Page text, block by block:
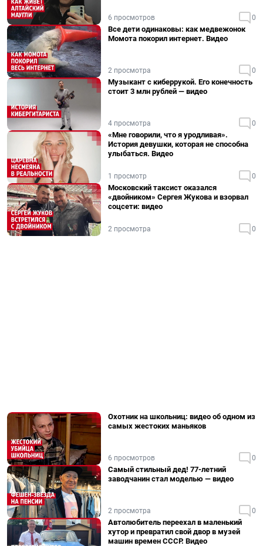
6 просмотров 0
Все дети одинаковы: как медвежонок
Момота покорил интернет. Видео
2 просмотра 0
Музыкант с киберрукой. Его конечность
стоит 3 млн рублей — видео
4 просмотра 0
«Мне говорили, что я уродливая».
История девушки, которая не способна
улыбаться. Видео
1 просмотр 0
Московский таксист оказался
«двойником» Сергея Жукова и взорвал
соцсети: видео
2 просмотра 0
Охотник на школьниц: видео об одном из
самых жестоких маньяков
6 просмотров 0
Самый стильный дед! 77-летний
заводчанин стал моделью — видео
2 просмотра 0
Автолюбитель переехал в маленький
хутор и превратил свой двор в музей
машин времен СССР. Видео